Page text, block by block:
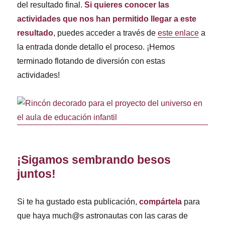
del resultado final.Si quieres conocer las
actividades que nos han permitido llegar a este
resultado, puedes acceder a través deeste enlace a
la entrada donde detallo el proceso. ¡Hemos
terminado flotando de diversión con estas
actividades!
¡Sigamos sembrando besos
juntos!
Si te ha gustado esta publicación,compártela para
que haya much@s astronautas con las caras de